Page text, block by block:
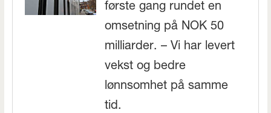
første gang rundet en
omsetning på NOK 50
milliarder. – Vi har levert
vekst og bedre
lønnsomhet på samme
tid.